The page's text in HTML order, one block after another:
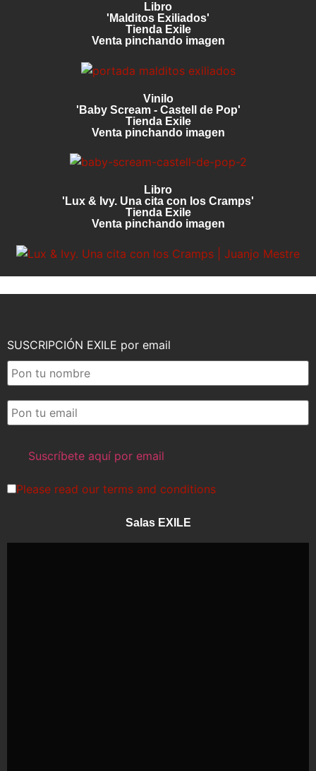
Libro
'Malditos Exiliados'
Tienda Exile
Venta pinchando imagen
Vinilo
'Baby Scream - Castell de Pop'
Tienda Exile
Venta pinchando imagen
Libro
'Lux & Ivy. Una cita con los Cramps'
Tienda Exile
Venta pinchando imagen
SUSCRIPCIÓN EXILE por email
Please read our terms and conditions
Salas EXILE